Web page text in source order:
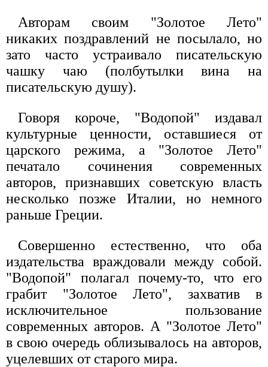
Авторам своим "Золотое Лето"
никаких поздравлений не посылало, но
зато часто устраивало писательскую
чашку чаю (полбутылки вина на
писательскую душу).
Говоря короче, "Водопой" издавал
культурные ценности, оставшиеся от
царского режима, а "Золотое Лето"
печатало сочинения современных
авторов, признавших советскую власть
несколько позже Италии, но немного
раньше Греции.
Совершенно естественно, что оба
издательства враждовали между собой.
"Водопой" полагал почему-то, что его
грабит "Золотое Лето", захватив в
исключительное пользование
современных авторов. А "Золотое Лето"
в свою очередь облизывалось на авторов,
уцелевших от старого мира.